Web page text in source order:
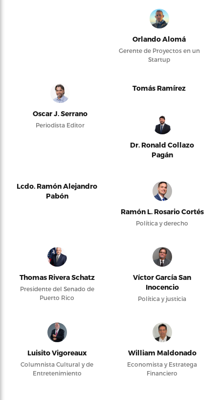
Orlando Alomá
Gerente de Proyectos en un
Startup
Oscar J. Serrano
Periodista Editor
Tomás Ramírez
Dr. Ronald Collazo
Pagán
Lcdo. Ramón Alejandro
Pabón
Ramón L. Rosario Cortés
Política y derecho
Thomas Rivera Schatz
Presidente del Senado de
Puerto Rico
Víctor García San
Inocencio
Política y justicia
Luisito Vigoreaux
Columnista Cultural y de
Entretenimiento
William Maldonado
Economista y Estratega
Financiero